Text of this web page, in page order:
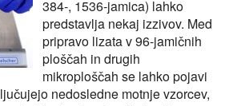
384-, 1536-jamica) lahko
predstavlja nekaj izzivov. Med
pripravo lizata v 96-jamičnih
ploščah in drugih
mikroploščah se lahko pojavi
nedosledne motnje vzorcev,